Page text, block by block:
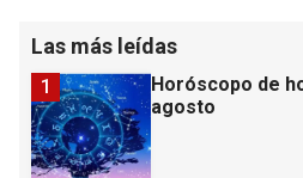
Las más leídas
Horóscopo de
agosto
1